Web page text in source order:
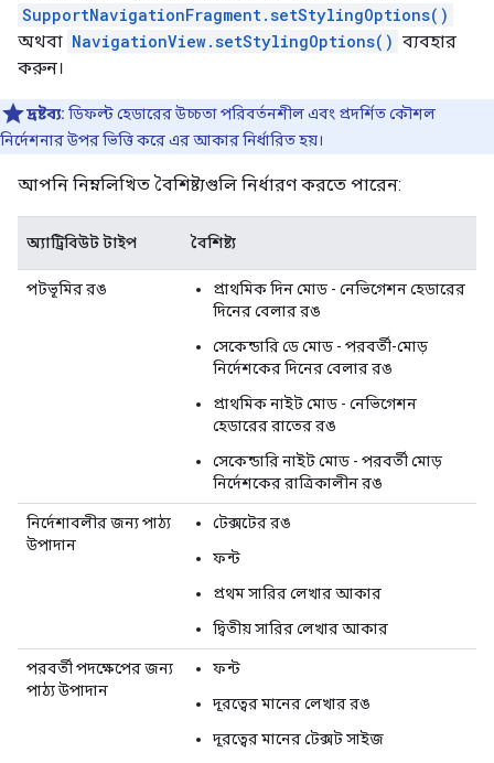
SupportNavigationFragment.setStylingOptions()
অথবা NavigationView.setStylingOptions() ব্যবহার
করুন।
দ্রষ্টব্য: ডিফল্ট হেডারের উচ্চতা পরিবর্তনশীল এবং প্রদর্শিত কৌশল
নির্দেশনার উপর ভিত্তি করে এর আকার নির্ধারিত হয়।
আপনি নিম্নলিখিত বৈশিষ্ট্যগুলি নির্ধারণ করতে পারেন:
অ্যাট্রিবিউট টাইপ বৈশিষ্ট্য
পটভূমির রঙ
প্রাথমিক দিন মোড - নেভিগেশন হেডারের
দিনের বেলার রঙ
সেকেন্ডারি ডে মোড - পরবর্তী-মোড়
নির্দেশকের দিনের বেলার রঙ
প্রাথমিক নাইট মোড - নেভিগেশন
হেডারের রাতের রঙ
সেকেন্ডারি নাইট মোড - পরবর্তী মোড়
নির্দেশকের রাত্রিকালীন রঙ
নির্দেশাবলীর জন্য পাঠ্য
উপাদান
টেক্সটের রঙ
ফন্ট
প্রথম সারির লেখার আকার
দ্বিতীয় সারির লেখার আকার
পরবর্তী পদক্ষেপের জন্য
পাঠ্য উপাদান
ফন্ট
দূরত্বের মানের লেখার রঙ
দূরত্বের মানের টেক্সট সাইজ